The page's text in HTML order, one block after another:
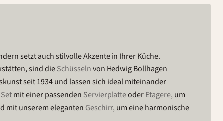
setzt auch stilvolle Akzente in Ihrer Küche.
sind dieSchüsselnvon Hedwig Bollhagen
seit 1934 und lassen sich ideal miteinander
Setmit einer passenden ServierplatteoderEtagere, um
mit unserem eleganten Geschirr, um eine harmonische